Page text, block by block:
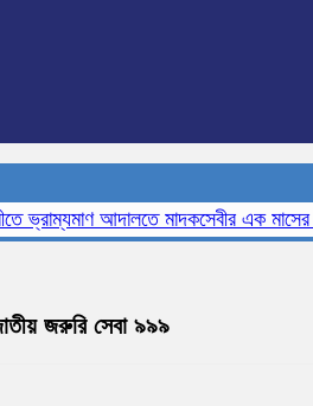
আদালতে মাদকসেবীর এক মাসের
জরুরি সেবা ৯৯৯